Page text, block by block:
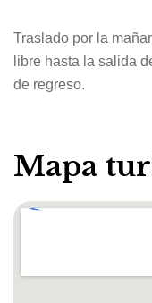
Traslado por la
libre hasta la salida
de regreso.
Mapa